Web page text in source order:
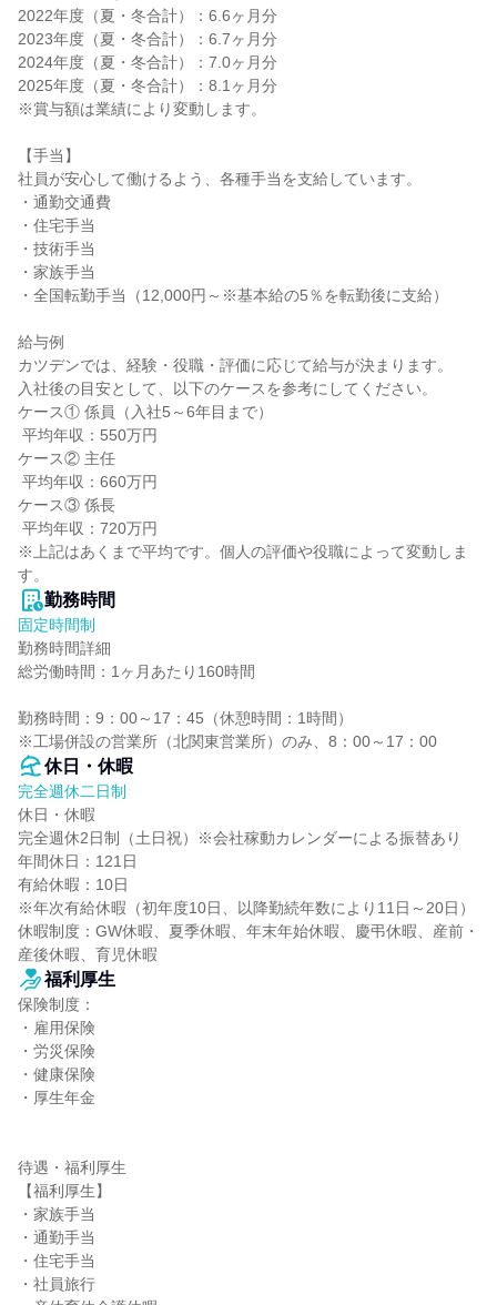
2022年度（夏・冬合計）：6.6ヶ月分
2023年度（夏・冬合計）：6.7ヶ月分
2024年度（夏・冬合計）：7.0ヶ月分
2025年度（夏・冬合計）：8.1ヶ月分
※賞与額は業績により変動します。
【手当】
社員が安心して働けるよう、各種手当を支給しています。
・通勤交通費
・住宅手当
・技術手当
・家族手当
・全国転勤手当（12,000円～※基本給の5％を転勤後に支給）
給与例
カツデンでは、経験・役職・評価に応じて給与が決まります。
入社後の目安として、以下のケースを参考にしてください。
ケース① 係員（入社5～6年目まで）
ケース② 主任
ケース③ 係長
※上記はあくまで平均です。個人の評価や役職によって変動しま
す。
勤務時間
固定時間制
勤務時間詳細
総労働時間：1ヶ月あたり160時間
勤務時間：9：00～17：45（休憩時間：1時間）
※工場併設の営業所（北関東営業所）のみ、8：00～17：00
休日・休暇
完全週休二日制
休日・休暇
完全週休2日制（土日祝）※会社稼動カレンダーによる振替あり
年間休日：121日
有給休暇：10日
※年次有給休暇（初年度10日、以降勤続年数により11日～20日）
休暇制度：GW休暇、夏季休暇、年末年始休暇、慶弔休暇、産前・
産後休暇、育児休暇
福利厚生
保険制度：
・雇用保険
・労災保険
・健康保険
・厚生年金
待遇・福利厚生
【福利厚生】
・家族手当
・通勤手当
・住宅手当
・社員旅行